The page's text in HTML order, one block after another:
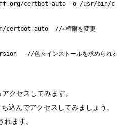
certbot-auto -o /usr/bin/
certbot-auto  //←権限を変更
//色々インストールを求められるの
クセスしてみます。
込んでアクセスしてみましょう。
れます。